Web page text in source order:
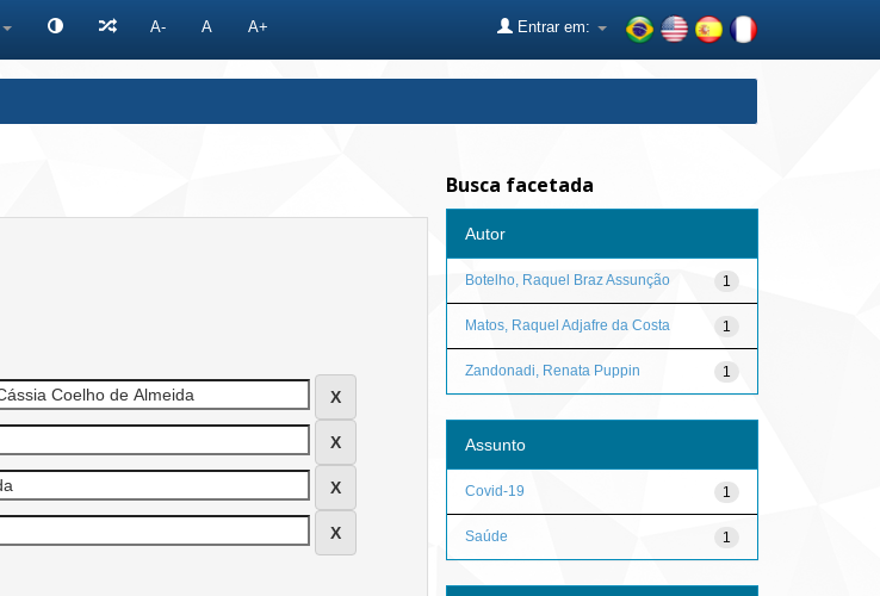
A- A A+ Entrar em:
Busca facetada
Autor
1
Botelho, Raquel Braz Assunção
1
Matos, Raquel Adjafre da Costa
1
Zandonadi, Renata Puppin
Assunto
1
Covid-19
1
Saúde